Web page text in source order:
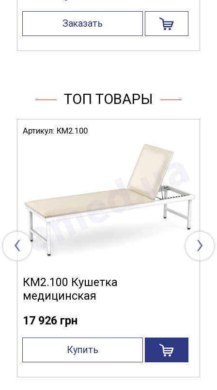
Материал изготовления:
Заказать
ТОП ТОВАРЫ
‹
Артикул: КМ2.100
КМ2.100 Кушетка
медицинская
17 926 грн
Купить
›